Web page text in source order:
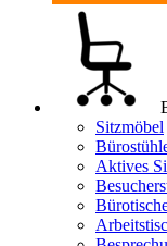
Sitzmöbel
Aktives